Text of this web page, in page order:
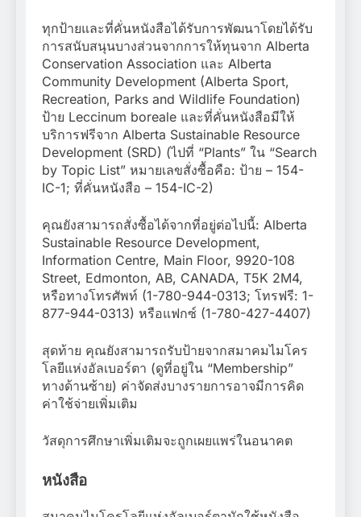
ทุกป้ายและที่คั่นหนังสือได้รับการพัฒนาโดยได้รับ
การสนับสนุนบางส่วนจากการให้ทุนจาก Alberta
Conservation Association และ Alberta
Community Development (Alberta Sport,
Recreation, Parks and Wildlife Foundation)
ป้าย Leccinum boreale และที่คั่นหนังสือมีให้
บริการฟรีจาก Alberta Sustainable Resource
Development (SRD) (ไปที่ “Plants” ใน “Search
by Topic List” หมายเลขสั่งซื้อคือ: ป้าย – 154-
IC-1; ที่คั่นหนังสือ – 154-IC-2)
คุณยังสามารถสั่งซื้อได้จากที่อยู่ต่อไปนี้: Alberta
Sustainable Resource Development,
Information Centre, Main Floor, 9920-108
Street, Edmonton, AB, CANADA, T5K 2M4,
หรือทางโทรศัพท์ (1-780-944-0313; โทรฟรี: 1-
877-944-0313) หรือแฟกซ์ (1-780-427-4407)
สุดท้าย คุณยังสามารถรับป้ายจากสมาคมไมโคร
โลยีแห่งอัลเบอร์ตา (ดูที่อยู่ใน “Membership”
ทางด้านซ้าย) ค่าจัดส่งบางรายการอาจมีการคิด
ค่าใช้จ่ายเพิ่มเติม
วัสดุการศึกษาเพิ่มเติมจะถูกเผยแพร่ในอนาคต
หนังสือ